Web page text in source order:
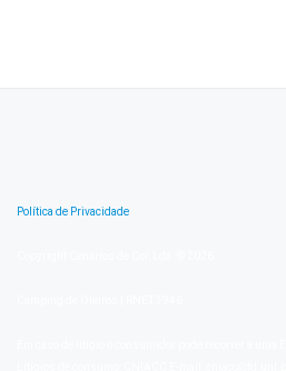
Política de Privacidade